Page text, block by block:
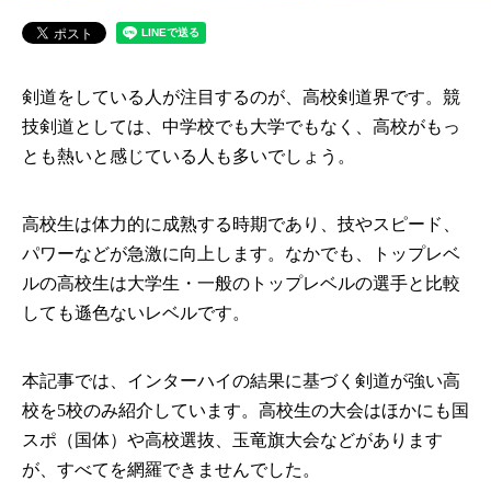
剣道をしている人が注目するのが、高校剣道界です。競
技剣道としては、中学校でも大学でもなく、高校がもっ
とも熱いと感じている人も多いでしょう。
高校生は体力的に成熟する時期であり、技やスピード、
パワーなどが急激に向上します。なかでも、トップレベ
ルの高校生は大学生・一般のトップレベルの選手と比較
しても遜色ないレベルです。
本記事では、インターハイの結果に基づく剣道が強い高
校を5校のみ紹介しています。高校生の大会はほかにも国
スポ（国体）や高校選抜、玉竜旗大会などがあります
が、すべてを網羅できませんでした。